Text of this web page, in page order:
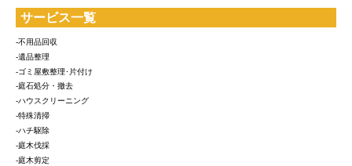
サービス一覧
-不用品回収
-遺品整理
-ゴミ屋敷整理･片付け
-庭石処分・撤去
-ハウスクリーニング
-特殊清掃
-ハチ駆除
-庭木伐採
-庭木剪定